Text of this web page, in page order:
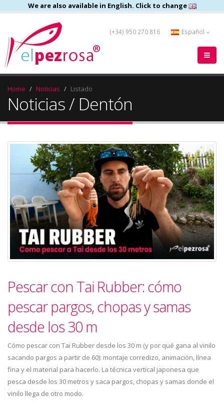
We are also available in English. Click to change
(+34) 950 270 816 Español
Home Noticias Listado
Noticias / Dentón
Pescar con Tai Rubber: cómo
pescar pargos, chopas y samas
desde los 30 m
Cómo pescar con Tai Rubber desde los 30 m (y por qué gana al vinilo
sacando pargos a partir de 60): montaje corredizo, animación, línea
fina y el material para hacerlo. La técnica vertical japonesa que
pesca desde los 30 metros y saca pargos, chopas y samas donde el
vinilo llega de otro modo.